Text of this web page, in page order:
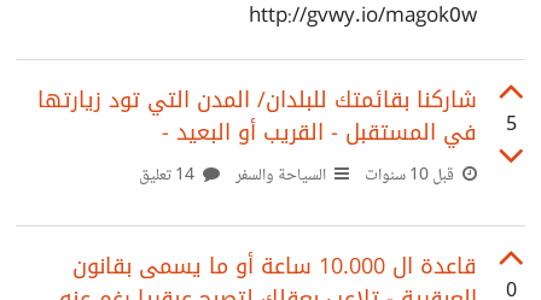
http://gvwy.io/magok0w
5
شاركنا بقائمتك للبلدان/ المدن التي تود زيارتها
في المستقبل - القريب أو البعيد -
قبل 10 سنوات السياحة والسفر
0
قاعدة ال 10.000 ساعة أو ما يسمى بقانون